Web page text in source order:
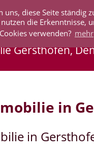
uns, diese Seite ständig
die Erkenntnisse,
verwenden? mehr
Gersthofen,
in
in